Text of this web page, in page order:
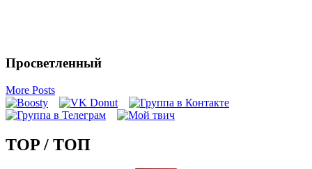
Просветленный
More Posts
TOP / ТОП